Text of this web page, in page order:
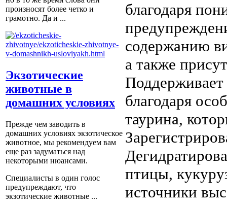
произносят более четко и
грамотно. Да и ...
Экзотические
животные в
домашних условиях
Прежде чем заводить в
домашних условиях экзотическое
животное, мы рекомендуем вам
еще раз задуматься над
некоторыми нюансами.
Специалисты в один голос
предупреждают, что
экзотические животные ...
благодаря
содержанию
а также
благодаря
таурина,
птицы,
источники